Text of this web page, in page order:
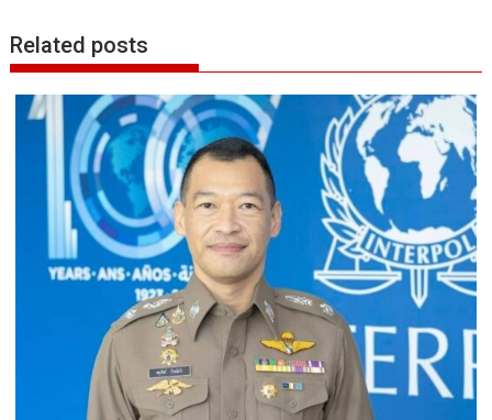
Related posts